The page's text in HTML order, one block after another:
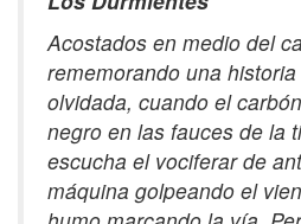
Acostados en medio del
rememorando una
olvidada, cuando el
negro en las fauces de la
escucha el vociferar de
máquina golpeando el